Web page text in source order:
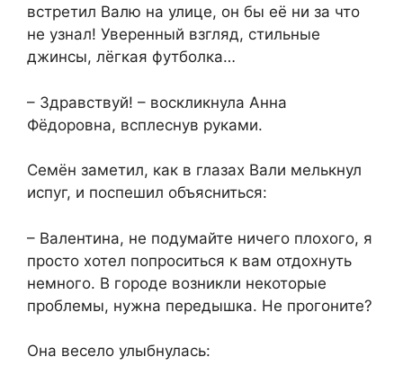
встретил Валю на улице, он бы её ни за что
не узнал! Уверенный взгляд, стильные
джинсы, лёгкая футболка…
– Здравствуй! – воскликнула Анна
Фёдоровна, всплеснув руками.
Семён заметил, как в глазах Вали мелькнул
испуг, и поспешил объясниться:
– Валентина, не подумайте ничего плохого, я
просто хотел попроситься к вам отдохнуть
немного. В городе возникли некоторые
проблемы, нужна передышка. Не прогоните?
Она весело улыбнулась: